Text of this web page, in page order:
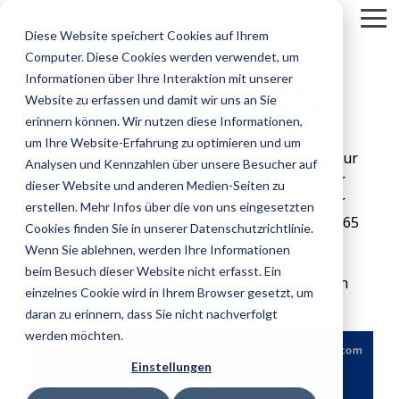
Diese Website speichert Cookies auf Ihrem
Computer. Diese Cookies werden verwendet, um
Informationen über Ihre Interaktion mit unserer
Website zu erfassen und damit wir uns an Sie
erinnern können. Wir nutzen diese Informationen,
um Ihre Website-Erfahrung zu optimieren und um
Analysen und Kennzahlen über unsere Besucher auf
dieser Website und anderen Medien-Seiten zu
erstellen. Mehr Infos über die von uns eingesetzten
Cookies finden Sie in unserer Datenschutzrichtlinie.
Wenn Sie ablehnen, werden Ihre Informationen
beim Besuch dieser Website nicht erfasst. Ein
einzelnes Cookie wird in Ihrem Browser gesetzt, um
daran zu erinnern, dass Sie nicht nachverfolgt
werden möchten.
Einstellungen
the
main
content. Smart Start
Smart Start ist unser Dienstleistungspaket zur
schnellen standardnahen Einführung einer
Projekt- und Portfoliomanagement App der
nächsten Generation von und für Microsoft 365
und die Atlassian Cloud zumFestpreis
Mit Zusatzpaket zur Migration von Altdaten
Microsoft Project Online.